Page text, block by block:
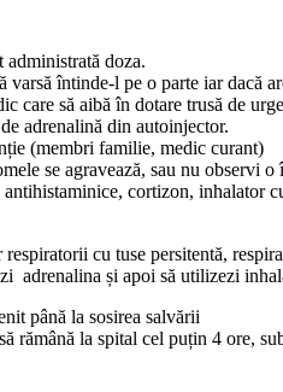
administrată doza.
varsă întinde-l pe o parte iar dacă
care să aibă în dotare trusă de
adrenalină din autoinjector.
(membri familie, medic curant)
se agravează, sau nu observi
cortizon, inhalator
cu tuse persitentă,
adrenalina și apoi să utilizezi
până la sosirea salvării
rămână la spital cel puțin 4 ore,